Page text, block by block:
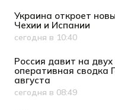
Украина откроет
Чехии и Испании
Дата публикации
сегодня в 10:40
Россия давит на
оперативная сводка
августа
Дата публикации
сегодня в 08:49